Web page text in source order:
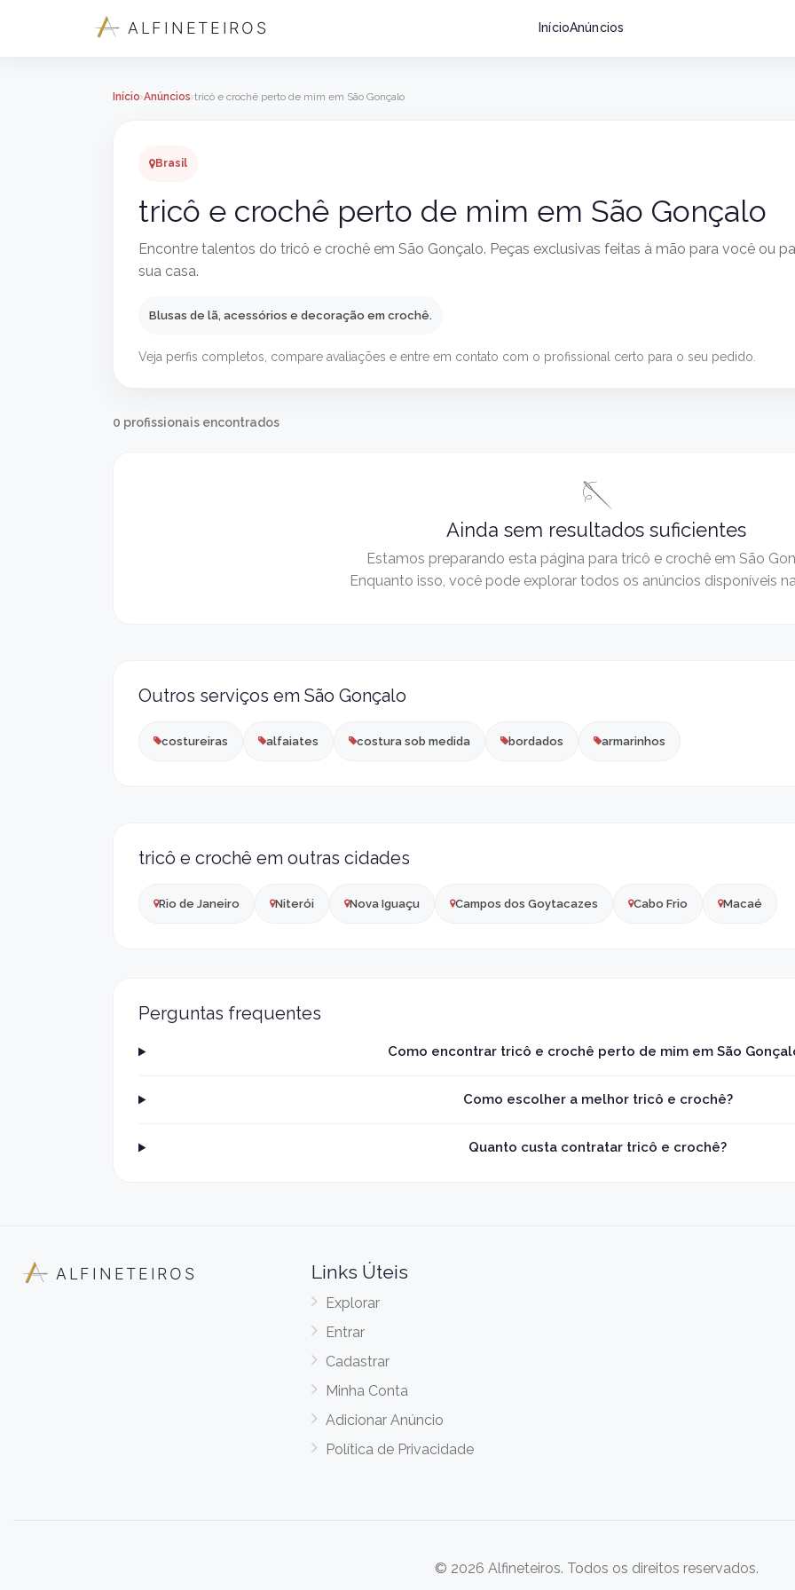
ALFINETEIROS InícioAnúncios
Início Anúncios tricô e crochê perto de mim em São Gonçalo
Brasil
tricô e crochê perto de mim em São Gonçalo
Encontre talentos do tricô e crochê em São Gonçalo. Peças exclusivas feitas à mão para você ou
sua casa.
Blusas de lã, acessórios e decoração em crochê.
Veja perfis completos, compare avaliações e entre em contato com o profissional certo para o seu pedido.
0 profissionais encontrados
🪡
Ainda sem resultados suficientes
Estamos preparando esta página para tricô e crochê em São
Enquanto isso, você pode explorar todos os anúncios disponíveis
Outros serviços em São Gonçalo
costureiras alfaiates costura sob medida bordados armarinhos
tricô e crochê em outras cidades
Rio de Janeiro Niterói Nova Iguaçu Campos dos Goytacazes Cabo Frio Macaé
Perguntas frequentes
Como encontrar tricô e crochê perto de mim em São
Como escolher a melhor tricô e crochê?
Quanto custa contratar tricô e crochê?
ALFINETEIROS Links Úteis
Explorar
Entrar
Cadastrar
Minha Conta
Adicionar Anúncio
Política de Privacidade
© 2026 Alfineteiros. Todos os direitos reservados.